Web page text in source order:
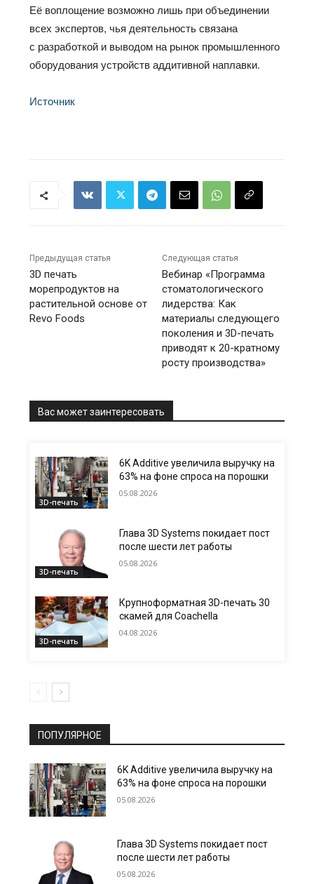
Её воплощение возможно лишь при объединении
всех экспертов, чья деятельность связана
с разработкой и выводом на рынок промышленного
оборудования устройств аддитивной наплавки.
Источник
Предыдущая статья
3D печать
морепродуктов на
растительной основе от
Revo Foods
Следующая статья
Вебинар «Программа
стоматологического
лидерства: Как
материалы следующего
поколения и 3D-печать
приводят к 20-кратному
росту производства»
Вас может заинтересовать
3D-печать
6K Additive увеличила выручку на
63% на фоне спроса на порошки
05.08.2026
3D-печать
Глава 3D Systems покидает пост
после шести лет работы
05.08.2026
3D-печать
Крупноформатная 3D-печать 30
скамей для Coachella
04.08.2026
ПОПУЛЯРНОЕ
6K Additive увеличила выручку на
63% на фоне спроса на порошки
05.08.2026
Глава 3D Systems покидает пост
после шести лет работы
05.08.2026